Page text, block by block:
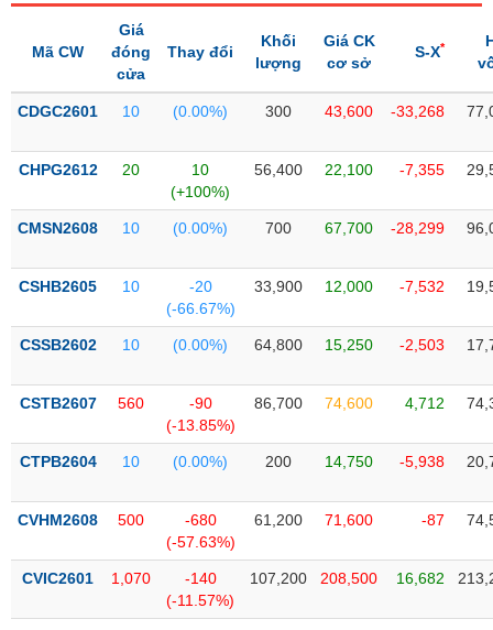
phiếu
tiết
quan
dịch
chính
tích
thuật
sơ
doanh
Tin
Mã CW
Giá
đóng
cửa
Thay đổi
Khối
lượng
Giá CK
cơ sở
S-X*
CDGC2601 10 (0.00%) 300 43,600 -33,268
CHPG2612 20
10
(+100%)
56,400 22,100 -7,355
CMSN2608 10 (0.00%) 700 67,700 -28,299
CSHB2605 10
-20
(-66.67%)
33,900 12,000 -7,532
CSSB2602 10 (0.00%) 64,800 15,250 -2,503
CSTB2607 560
-90
(-13.85%)
86,700 74,600 4,712
CTPB2604 10 (0.00%) 200 14,750 -5,938
CVHM2608 500
-680
(-57.63%)
61,200 71,600 -87
CVIC2601 1,070
-140
(-11.57%)
107,200 208,500 16,682
TIN
Ngành
(-)
SECTOR
NĂNG
VẬT
CÔNG